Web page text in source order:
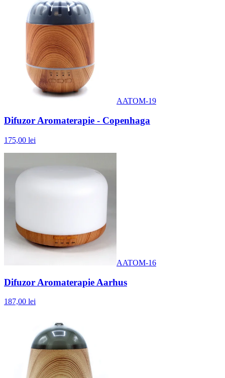
AATOM-19
Difuzor Aromaterapie - Copenhaga
175,00 lei
AATOM-16
Difuzor Aromaterapie Aarhus
187,00 lei